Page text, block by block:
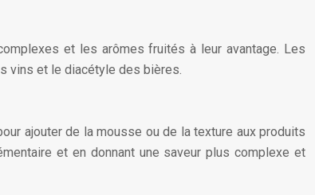
et les arômes fruités à leur avantage. Les
vins et le diacétyle des bières.
ajouter de la mousse ou de la texture aux produits
et en donnant une saveur plus complexe et